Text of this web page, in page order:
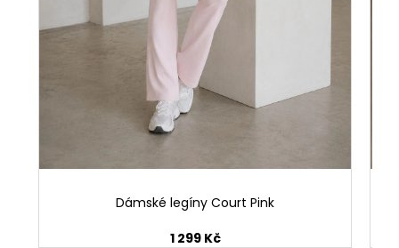
Dámské legíny Court Pink
1 299 Kč